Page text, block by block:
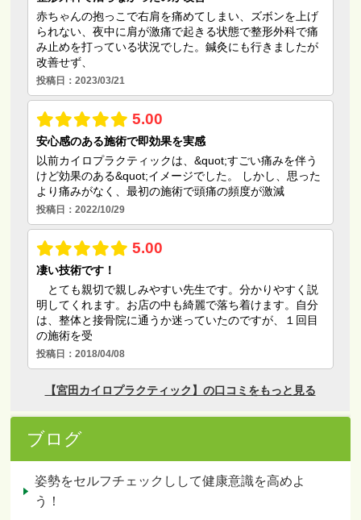
ブログ
姿勢をセルフチェックしして健康意識を高めよ
う！